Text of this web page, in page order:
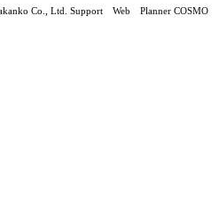
Co., Ltd. Support Web Planner COSMO